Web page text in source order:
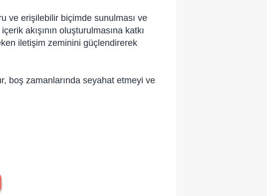
ve erişilebilir biçimde sunulması ve
akışının oluşturulmasına katkı
iletişim zeminini güçlendirerek
boş zamanlarında seyahat etmeyi ve